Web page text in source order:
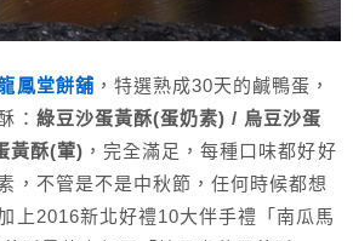
鳳堂餅舖 ，特選熟成30天的鹹鴨蛋，
： 綠豆沙蛋黃酥(蛋奶素) / 烏豆沙蛋
黃酥(葷) ，完全滿足，每種口味都好好
，不管是不是中秋節，任何時候都想
上2016新北好禮10大伴手禮「南瓜馬